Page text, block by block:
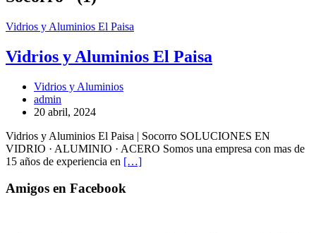
Vidrios y Aluminios El Paisa
Vidrios y Aluminios El Paisa
Vidrios y Aluminios
admin
20 abril, 2024
Vidrios y Aluminios El Paisa | Socorro SOLUCIONES EN
VIDRIO · ALUMINIO · ACERO Somos una empresa con mas de
15 años de experiencia en […]
Amigos en Facebook